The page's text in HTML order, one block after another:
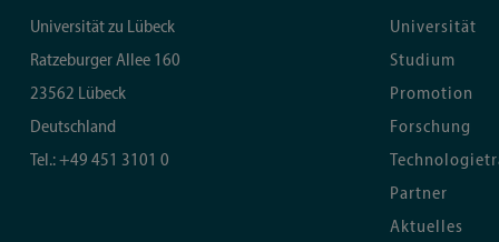
Universität zu Lübeck
Ratzeburger Allee 160
23562 Lübeck
Deutschland
Tel.:+49 451 3101 0
Universität
Studium
Promotion
Forschung
Partner
Aktuelles